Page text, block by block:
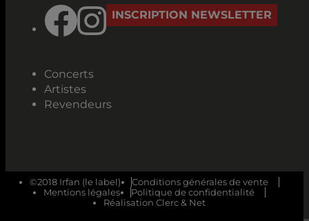
INSCRIPTION NEWSLETTER
Concerts
Artistes
Revendeurs
©2018 Irfan (le label)
Conditions générales de vente
Mentions légales
Politique de confidentialité
Réalisation Clerc & Net